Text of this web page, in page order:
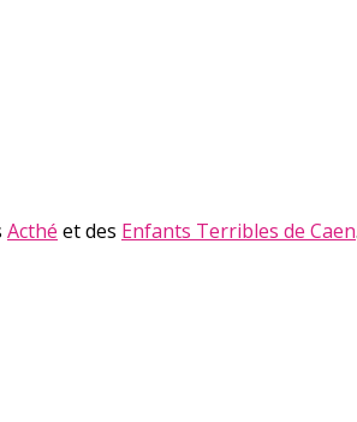
Acthé et des Enfants Terribles de Caen.